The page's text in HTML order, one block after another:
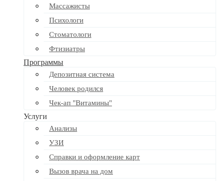
Массажисты
Психологи
Стоматологи
Фтизиатры
Программы
Депозитная система
Человек родился
Чек-ап "Витамины"
Услуги
Анализы
УЗИ
Справки и оформление карт
Вызов врача на дом